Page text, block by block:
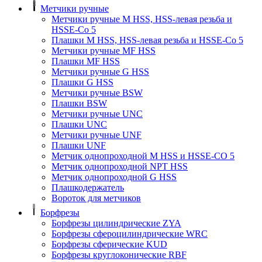
Метчики ручные
Метчики ручные M HSS, HSS-левая резьба и
HSSE-Co 5
Плашки M HSS, HSS-левая резьба и HSSE-Co 5
Метчики ручные MF HSS
Плашки MF HSS
Метчики ручные G HSS
Плашки G HSS
Метчики ручные BSW
Плашки BSW
Метчики ручные UNC
Плашки UNC
Метчики ручные UNF
Плашки UNF
Метчик однопроходной M HSS и HSSE-CO 5
Метчик однопроходной NPT HSS
Метчик однопроходной G HSS
Плашкодержатель
Вороток для метчиков
Борфрезы
Борфрезы цилиндрические ZYA
Борфрезы сфероцилиндрические WRC
Борфрезы сферические KUD
Борфрезы круглоконические RBF